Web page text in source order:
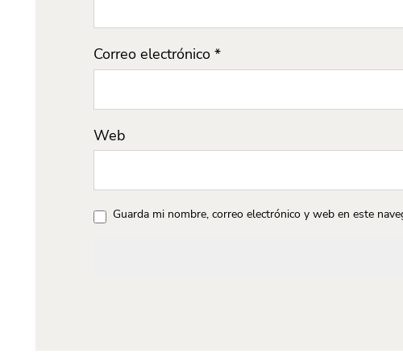
Correo electrónico *
Web
Guarda mi nombre, correo electrónico y web en este